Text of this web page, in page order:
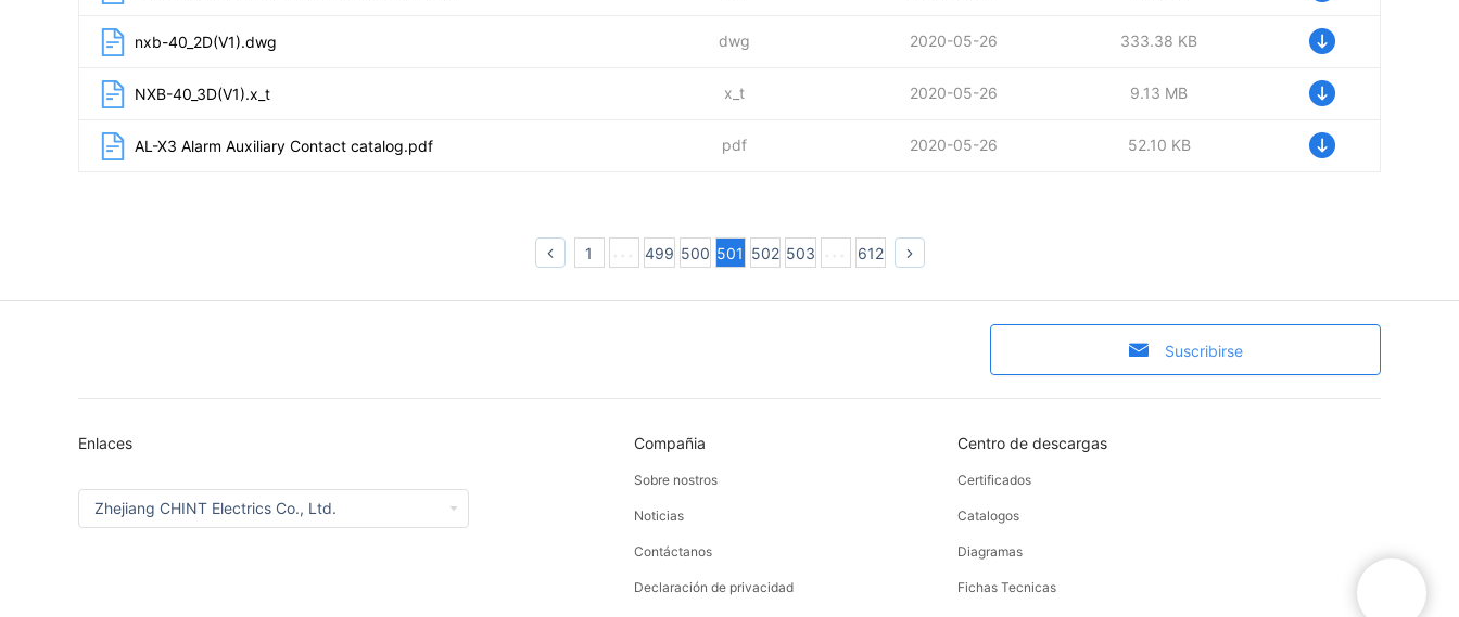
nxb-40_2D(V1).dwg dwg 2020-05-26 333.38 KB
NXB-40_3D(V1).x_t x_t 2020-05-26 9.13 MB
AL-X3 Alarm Auxiliary Contact catalog.pdf pdf 2020-05-26 52.10 KB
1 499 500 501 502 503 612
Suscribirse
Enlaces
Zhejiang CHINT Electrics Co., Ltd.
Compañia
Sobre nostros
Noticias
Contáctanos
Declaración de privacidad
Centro de descargas
Certificados
Catalogos
Diagramas
Fichas Tecnicas